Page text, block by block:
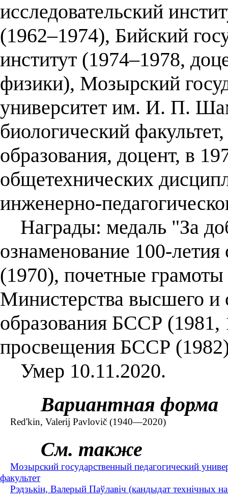
исследовательский
(1962–1974), Бийский
институт (1974–1978,
физики), Мозырский
университет им. И. П.
биологический
образования, доцент, в
общетехнических
инженерно-
Награды: медаль "За
ознаменование 100-
(1970), почетные
Министерства высшего и
образования БССР (1981,
просвещения БССР
Умер 10.11.2020.
Вариантная форма
Red'kin, Valerij Pavlovič (1940—2020)
См. также
Мозырский государственный педагогический
факультет
Рэдзькін, Валерый Паўлавіч (кандыдат технічных